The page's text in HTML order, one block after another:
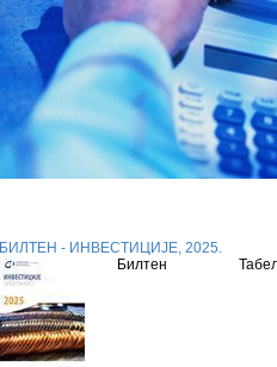
БИЛТЕН - ИНВЕСТИЦИЈЕ, 2025.
Билтен